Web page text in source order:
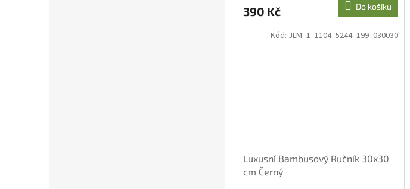
390 Kč Do košíku
Luxusní Bambusový Ručník 30x30
cm Černý
Kód: JLM_1_1104_5244_199_030030